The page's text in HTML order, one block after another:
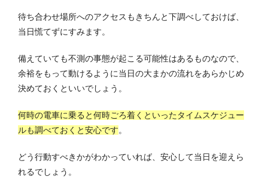
待ち合わせ場所へのアクセスもきちんと下調べしておけば、
当日慌てずにすみます。
備えていても不測の事態が起こる可能性はあるものなので、
余裕をもって動けるように当日の大まかの流れをあらかじめ
決めておくといいでしょう。
何時の電車に乗ると何時ごろ着くといったタイムスケジュー
ルも調べておくと安心です。
どう行動すべきかがわかっていれば、安心して当日を迎えら
れるでしょう。